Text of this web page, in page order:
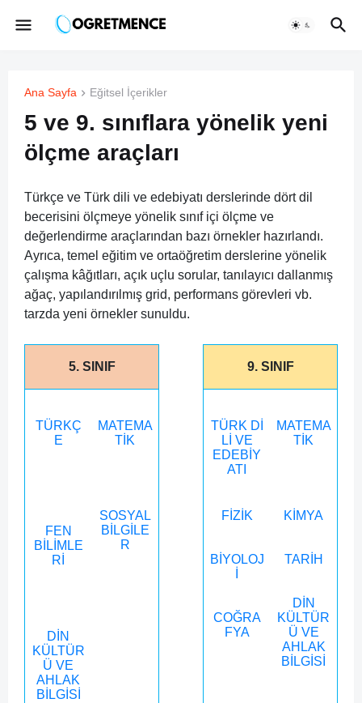
Ana Sayfa Eğitsel İçerikler
5 ve 9. sınıflara yönelik yeni
ölçme araçları
Türkçe ve Türk dili ve edebiyatı derslerinde dört dil
becerisini ölçmeye yönelik sınıf içi ölçme ve
değerlendirme araçlarından bazı örnekler hazırlandı.
Ayrıca, temel eğitim ve ortaöğretim derslerine yönelik
çalışma kâğıtları, açık uçlu sorular, tanılayıcı dallanmış
ağaç, yapılandırılmış grid, performans görevleri vb.
tarzda yeni örnekler sunuldu.
5. SINIF 9. SINIF
TÜRKÇ
E
MATEMA
TİK
TÜRK Dİ
Lİ VE
EDEBİY
ATI
MATEMA
TİK
FEN
BİLİMLE
Rİ
DİN
KÜLTÜR
Ü VE
AHLAK
BİLGİSİ
SOSYAL
BİLGİLE
R
FİZİK
BİYOLOJ
COĞRA
FYA
KİMYA
TARİH
DİN
KÜLTÜR
Ü VE
AHLAK
BİLGİSİ